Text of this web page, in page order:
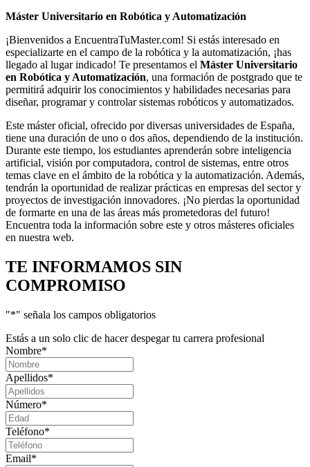
Máster Universitario en Robótica y Automatización
¡Bienvenidos a EncuentraTuMaster.com! Si estás interesado en
especializarte en el campo de la robótica y la automatización, ¡has
llegado al lugar indicado! Te presentamos el Máster Universitario
en Robótica y Automatización, una formación de postgrado que te
permitirá adquirir los conocimientos y habilidades necesarias para
diseñar, programar y controlar sistemas robóticos y automatizados.
Este máster oficial, ofrecido por diversas universidades de España,
tiene una duración de uno o dos años, dependiendo de la institución.
Durante este tiempo, los estudiantes aprenderán sobre inteligencia
artificial, visión por computadora, control de sistemas, entre otros
temas clave en el ámbito de la robótica y la automatización. Además,
tendrán la oportunidad de realizar prácticas en empresas del sector y
proyectos de investigación innovadores. ¡No pierdas la oportunidad
de formarte en una de las áreas más prometedoras del futuro!
Encuentra toda la información sobre este y otros másteres oficiales
en nuestra web.
TE INFORMAMOS SIN
COMPROMISO
"*" señala los campos obligatorios
Estás a un solo clic de hacer despegar tu carrera profesional
Nombre*
Apellidos*
Número*
Teléfono*
Email*